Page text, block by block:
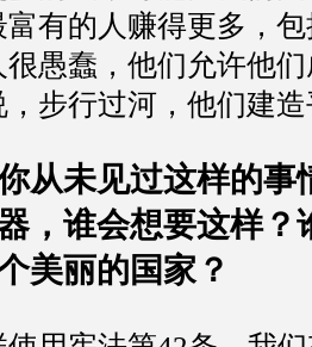
富有的人赚得更多，
很愚蠢，他们允许他
步行过河，他们建
从未见过这样的事
，谁会想要这样？
美丽的国家？